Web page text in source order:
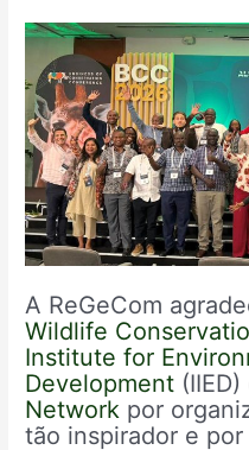
A ReGeCom
Wildlife
Institute for
Development
Network por
tão inspirador e